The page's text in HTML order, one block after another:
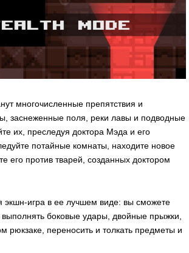
многочисленные препятствия и
заснеженные поля, реки лавы и подводные
их, преследуя доктора Мэда и его
потайные комнаты, находите новое
его против тварей, созданных доктором
экшн-игра в ее лучшем виде: вы сможете
выполнять боковые удары, двойные прыжки,
рюкзаке, переносить и толкать предметы и